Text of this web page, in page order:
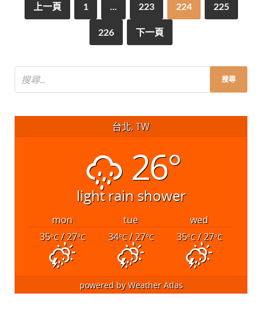
上一頁 1 ... 223 224 225
226 下一頁
台北, TW
26°
light rain shower
mon tue
wed
35°C/ 27°C 34°C/ 27°C 35°C/ 27°C
powered byWeather Atlas